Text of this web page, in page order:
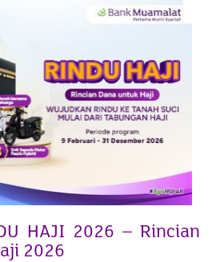
HAJI 2026 – Rincian
2026